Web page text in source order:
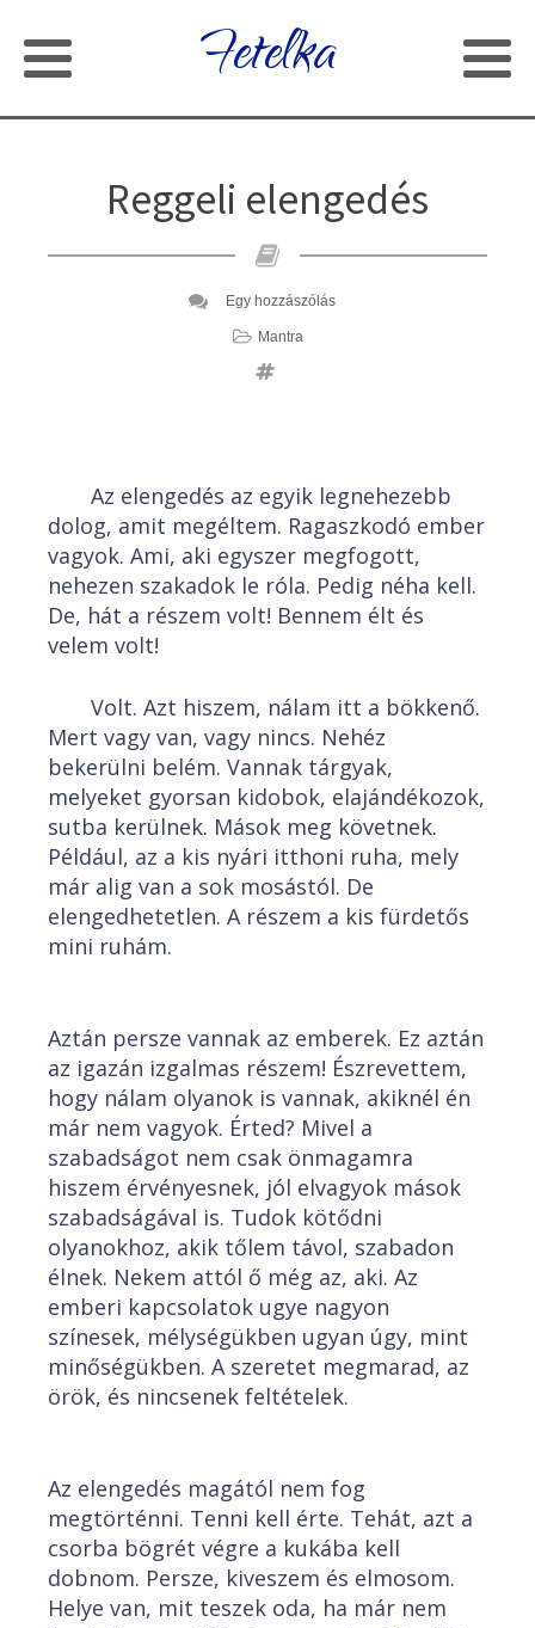
Fetelka
Reggeli elengedés
Egy hozzászólás
Mantra
Az elengedés az egyik legnehezebb
dolog, amit megéltem. Ragaszkodó ember
vagyok. Ami, aki egyszer megfogott,
nehezen szakadok le róla. Pedig néha kell.
De, hát a részem volt! Bennem élt és
velem volt!
Volt. Azt hiszem, nálam itt a bökkenő.
Mert vagy van, vagy nincs. Nehéz
bekerülni belém. Vannak tárgyak,
melyeket gyorsan kidobok, elajándékozok,
sutba kerülnek. Mások meg követnek.
Például, az a kis nyári itthoni ruha, mely
már alig van a sok mosástól. De
elengedhetetlen. A részem a kis fürdetős
mini ruhám.
Aztán persze vannak az emberek. Ez aztán
az igazán izgalmas részem! Észrevettem,
hogy nálam olyanok is vannak, akiknél én
már nem vagyok. Érted? Mivel a
szabadságot nem csak önmagamra
hiszem érvényesnek, jól elvagyok mások
szabadságával is. Tudok kötődni
olyanokhoz, akik tőlem távol, szabadon
élnek. Nekem attól ő még az, aki. Az
emberi kapcsolatok ugye nagyon
színesek, mélységükben ugyan úgy, mint
minőségükben. A szeretet megmarad, az
örök, és nincsenek feltételek.
Az elengedés magától nem fog
megtörténni. Tenni kell érte. Tehát, azt a
csorba bögrét végre a kukába kell
dobnom. Persze, kiveszem és elmosom.
Helye van, mit teszek oda, ha már nem